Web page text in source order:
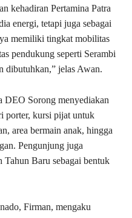
kehadiran Pertamina Patra
energi, tetapi juga sebagai
memiliki tingkat mobilitas
pendukung seperti Serambi
dibutuhkan,” jelas Awan.
DEO Sorong menyediakan
porter, kursi pijat untuk
area bermain anak, hingga
Pengunjung juga
Tahun Baru sebagai bentuk
Firman, mengaku